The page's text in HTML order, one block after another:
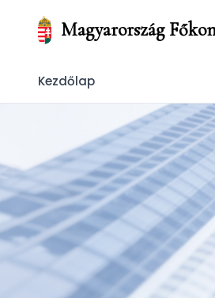
Magyarország
Kezdőlap